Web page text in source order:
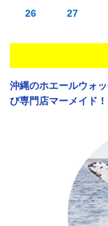
26 27
沖縄のホエールウォ
び専門店マーメイド！